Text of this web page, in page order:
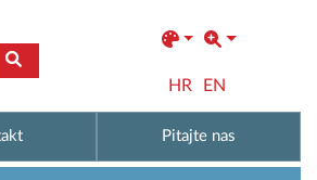
HR EN
Pitajte nas